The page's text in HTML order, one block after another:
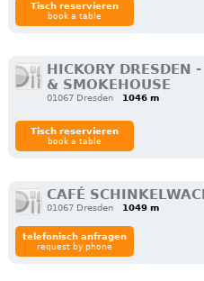
Tisch reservieren
book a table
HICKORY DRESDEN
& SMOKEHOUSE
01067 Dresden
1046 m
Tisch reservieren
book a table
CAFÉ
01067 Dresden 1049 m
telefonisch anfragen
request by phone